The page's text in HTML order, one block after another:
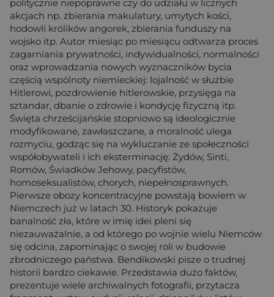
politycznie niepoprawne czy do udziału w licznych
akcjach np. zbierania makulatury, umytych kości,
hodowli królików angorek, zbierania funduszy na
wojsko itp. Autor miesiąc po miesiącu odtwarza proces
zagarniania prywatności, indywidualności, normalności
oraz wprowadzania nowych wyznaczników bycia
częścią wspólnoty niemieckiej: lojalność w służbie
Hitlerowi, pozdrowienie hitlerowskie, przysięga na
sztandar, dbanie o zdrowie i kondycję fizyczną itp.
Święta chrześcijańskie stopniowo są ideologicznie
modyfikowane, zawłaszczane, a moralność ulega
rozmyciu, godząc się na wykluczanie ze społeczności
współobywateli i ich eksterminację: Żydów, Sinti,
Romów, Świadków Jehowy, pacyfistów,
homoseksualistów, chorych, niepełnosprawnych.
Pierwsze obozy koncentracyjne powstają bowiem w
Niemczech już w latach 30. Historyk pokazuje
banalność zła, które w imię idei pleni się
niezauważalnie, a od którego po wojnie wielu Niemców
się odcina, zapominając o swojej roli w budowie
zbrodniczego państwa. Bendikowski pisze o trudnej
historii bardzo ciekawie. Przedstawia dużo faktów,
prezentuje wiele archiwalnych fotografii, przytacza